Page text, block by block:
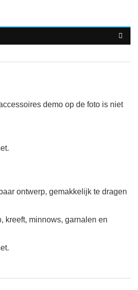
demo op de foto is niet
ontwerp, gemakkelijk te dragen
kreeft, minnows, garnalen en